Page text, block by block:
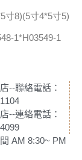
寸8)(5寸4*5寸5)
1*H03549-1
--聯絡電話：
--連絡電話：
AM 8:30~ PM